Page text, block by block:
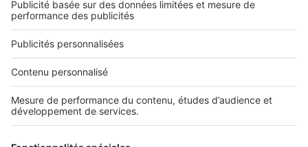
2 rue des Italiens 75009 Paris
01 53 38 80 00
Nos solutions pro